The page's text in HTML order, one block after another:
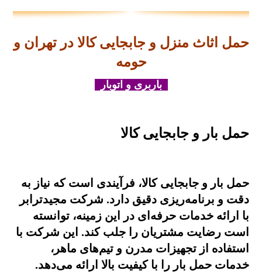
حمل اثاث منزل و جابجایی کالا در تهران و
حومه
باربری و اتوبار
حمل بار و جابجایی کالا
حمل بار و جابجایی کالا، فرآیندی است که نیاز به
دقت و برنامه‌ریزی دقیق دارد. شرکت مجیدترابر
با ارائه خدمات حرفه‌ای در این زمینه، توانسته
است رضایت مشتریان را جلب کند. این شرکت با
استفاده از تجهیزات مدرن و تیم‌های ماهر،
خدمات حمل بار را با کیفیت بالا ارائه می‌دهد.